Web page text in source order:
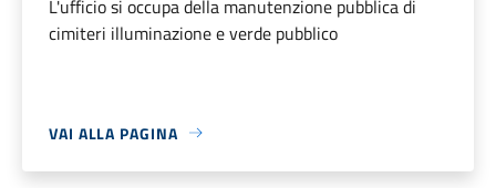
L'ufficio si occupa della manutenzione pubblica di
cimiteri illuminazione e verde pubblico
VAI ALLA PAGINA